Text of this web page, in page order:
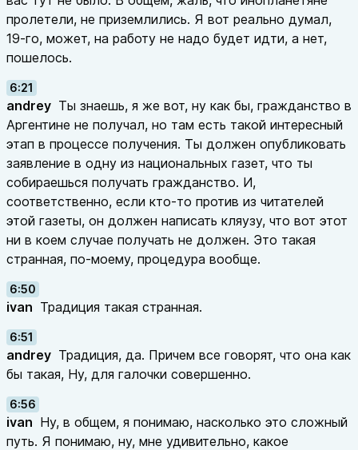
пролетели, не приземлились. Я вот реально думал,
19-го, может, на работу не надо будет идти, а нет,
пошелось.
6:21
andrey Ты знаешь, я же вот, ну как бы, гражданство в
Аргентине не получал, но там есть такой интересный
этап в процессе получения. Ты должен опубликовать
заявление в одну из национальных газет, что ты
собираешься получать гражданство. И,
соответственно, если кто-то против из читателей
этой газеты, он должен написать кляузу, что вот этот
ни в коем случае получать не должен. Это такая
странная, по-моему, процедура вообще.
6:50
ivan Традиция такая странная.
6:51
andrey Традиция, да. Причем все говорят, что она как
бы такая, Ну, для галочки совершенно.
6:56
ivan Ну, в общем, я понимаю, насколько это сложный
путь. Я понимаю, ну, мне удивительно, какое